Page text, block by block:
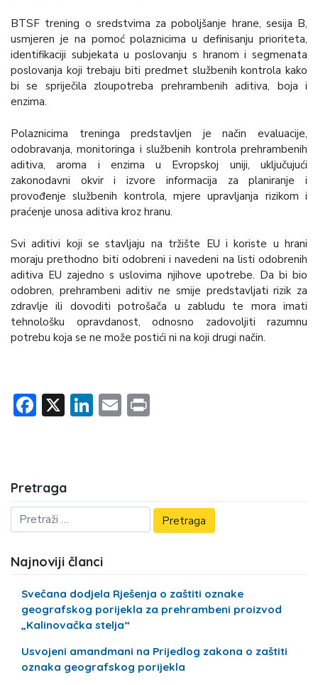
BTSF trening o sredstvima za poboljšanje hrane, sesija B,
usmjeren je na pomoć polaznicima u definisanju prioriteta,
identifikaciji subjekata u poslovanju s hranom i segmenata
poslovanja koji trebaju biti predmet službenih kontrola kako
bi se spriječila zloupotreba prehrambenih aditiva, boja i
enzima.
Polaznicima treninga predstavljen je način evaluacije,
odobravanja, monitoringa i službenih kontrola prehrambenih
aditiva, aroma i enzima u Evropskoj uniji, uključujući
zakonodavni okvir i izvore informacija za planiranje i
provođenje službenih kontrola, mjere upravljanja rizikom i
praćenje unosa aditiva kroz hranu.
Svi aditivi koji se stavljaju na tržište EU i koriste u hrani
moraju prethodno biti odobreni i navedeni na listi odobrenih
aditiva EU zajedno s uslovima njihove upotrebe. Da bi bio
odobren, prehrambeni aditiv ne smije predstavljati rizik za
zdravlje ili dovoditi potrošača u zabludu te mora imati
tehnološku opravdanost, odnosno zadovoljiti razumnu
potrebu koja se ne može postići ni na koji drugi način.
Facebook
X LinkedIn
Email
Pretraga
Najnoviji članci
Svečana dodjela Rješenja o zaštiti oznake
geografskog porijekla za prehrambeni proizvod
„Kalinovačka stelja“
Usvojeni amandmani na Prijedlog zakona o zaštiti
oznaka geografskog porijekla